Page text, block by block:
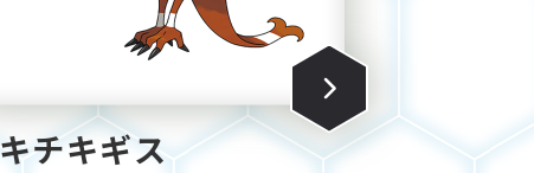
キチキギス